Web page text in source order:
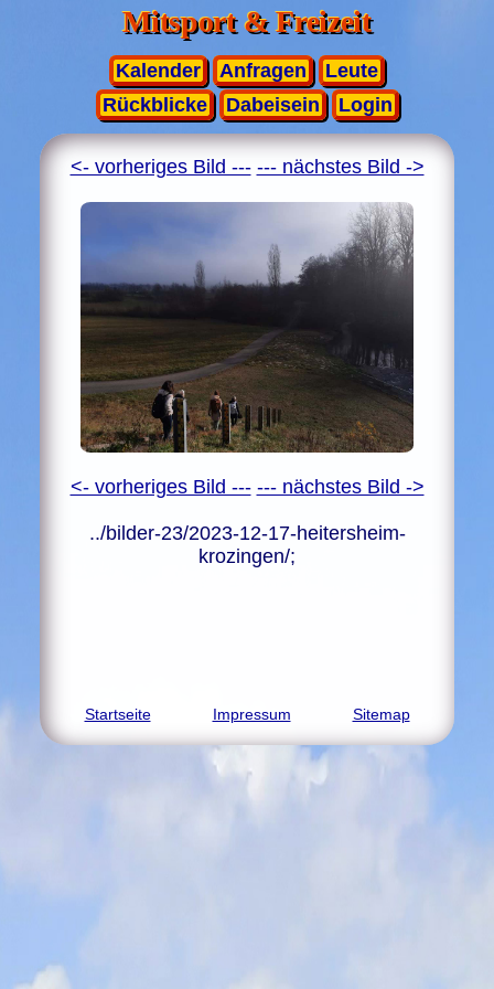
Mitsport & Freizeit
Kalender Anfragen
Leute
Rückblicke
Dabeisein Login
<- vorheriges Bild --- --- nächstes Bild ->
<- vorheriges Bild --- --- nächstes Bild ->
../bilder-23/2023-12-17-heitersheim-
krozingen/;
Startseite Impressum Sitemap